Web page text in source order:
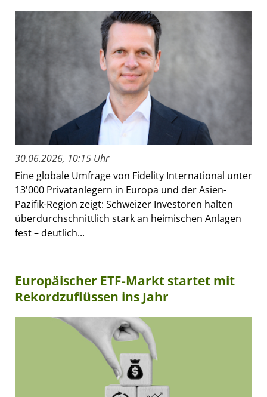
30.06.2026, 10:15 Uhr
Eine globale Umfrage von Fidelity International unter
13'000 Privatanlegern in Europa und der Asien-
Pazifik-Region zeigt: Schweizer Investoren halten
überdurchschnittlich stark an heimischen Anlagen
fest – deutlich...
Europäischer ETF-Markt startet mit
Rekordzuflüssen ins Jahr